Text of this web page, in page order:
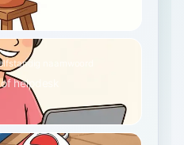
naamwoord
helpdesk